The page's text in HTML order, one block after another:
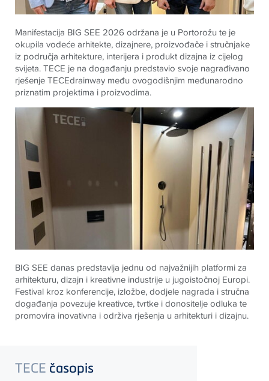
Manifestacija BIG SEE 2026 održana je u Portorožu te je
okupila vodeće arhitekte, dizajnere, proizvođače i stručnjake
iz područja arhitekture, interijera i produkt dizajna iz cijelog
svijeta. TECE je na događanju predstavio svoje nagrađivano
rješenje TECEdrainway među ovogodišnjim međunarodno
priznatim projektima i proizvodima.
BIG SEE danas predstavlja jednu od najvažnijih platformi za
arhitekturu, dizajn i kreativne industrije u jugoistočnoj Europi.
Festival kroz konferencije, izložbe, dodjele nagrada i stručna
događanja povezuje kreativce, tvrtke i donositelje odluka te
promovira inovativna i održiva rješenja u arhitekturi i dizajnu.
TECE časopis